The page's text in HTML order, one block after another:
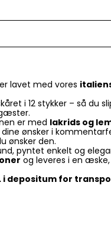
lavet med vores
i 12 stykker – så du
er med lakrids og
ønsker i
ønsker den.
pyntet enkelt og
og leveres i en
i depositum for